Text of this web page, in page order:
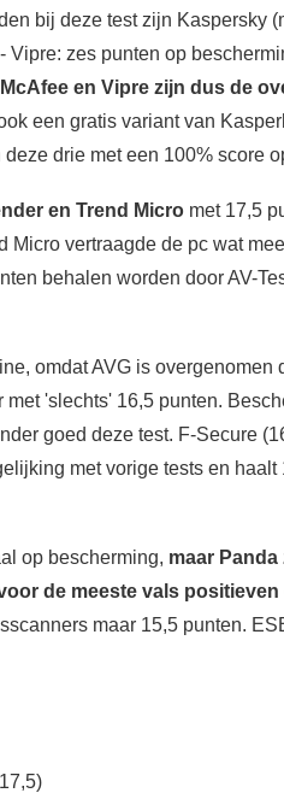
bij deze test zijn Kaspersky
zes punten op
en Vipre zijn dus de
een gratis variant van
drie met een 100% score
en Trend Micromet 17,5
vertraagde de pc wat
behalen worden door AV-
omdat AVG is overgenomen
'slechts' 16,5 punten.
goed deze test. F-Secure
met vorige tests en haalt
op bescherming, maar
de meeste vals
maar 15,5 punten.